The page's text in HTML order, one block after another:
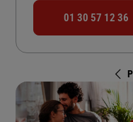
01 30 57 12 36